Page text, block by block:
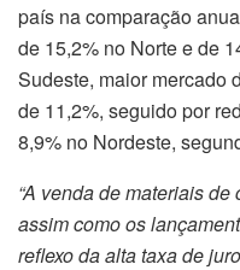
país na comparação
de 15,2% no Norte e de
Sudeste, maior mercado
de 11,2%, seguido por
8,9% no Nordeste,
“A venda de materiais
assim como os
reflexo da alta taxa de